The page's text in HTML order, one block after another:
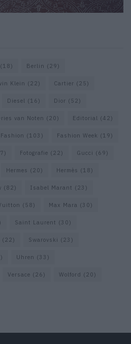
(18) Berlin (29)
Klein (22) Cartier (25)
Diesel (16) Dior (52)
van Noten (20) Editorial (42)
Fashion (103) Fashion Week (19)
Fotografie (22) Gucci (69)
Hermes (20) Hermès (18)
(82) Isabel Marant (23)
(58) Max Mara (30)
Saint Laurent (30)
(22) Swarovski (23)
Uhren (33)
Versace (26) Wolford (20)